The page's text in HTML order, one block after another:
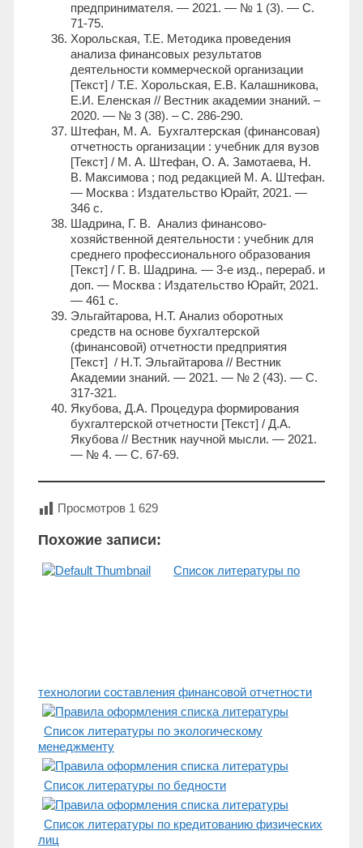
предпринимателя. — 2021. — № 1 (3). — С.
71-75.
Хорольская, Т.Е. Методика проведения
анализа финансовых результатов
деятельности коммерческой организации
[Текст] / Т.Е. Хорольская, Е.В. Калашникова,
Е.И. Еленская // Вестник академии знаний. –
2020. — № 3 (38). – С. 286-290.
Штефан, М. А. Бухгалтерская (финансовая)
отчетность организации : учебник для вузов
[Текст] / М. А. Штефан, О. А. Замотаева, Н.
В. Максимова ; под редакцией М. А. Штефан.
— Москва : Издательство Юрайт, 2021. —
346 с.
Шадрина, Г. В. Анализ финансово-
хозяйственной деятельности : учебник для
среднего профессионального образования
[Текст] / Г. В. Шадрина. — 3-е изд., перераб. и
доп. — Москва : Издательство Юрайт, 2021.
— 461 с.
Эльгайтарова, Н.Т. Анализ оборотных
средств на основе бухгалтерской
(финансовой) отчетности предприятия
[Текст] / Н.Т. Эльгайтарова // Вестник
Академии знаний. — 2021. — № 2 (43). — С.
317-321.
Якубова, Д.А. Процедура формирования
бухгалтерской отчетности [Текст] / Д.А.
Якубова // Вестник научной мысли. — 2021.
— № 4. — С. 67-69.
Просмотров 1 629
Похожие записи:
Список литературы по
технологии составления финансовой отчетности
Список литературы по экологическому
менеджменту
Список литературы по бедности
Список литературы по кредитованию физических
лиц